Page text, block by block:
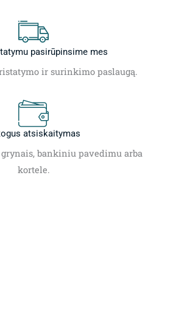
pasirūpinsime mes
ir surinkimo paslaugą.
atsiskaitymas
bankiniu pavedimu arba
kortele.